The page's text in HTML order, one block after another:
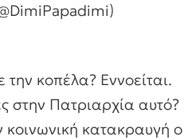
κοπέλα? Εννοείται.
στην Πατριαρχία αυτό?
κοινωνική κατακραυγή ο